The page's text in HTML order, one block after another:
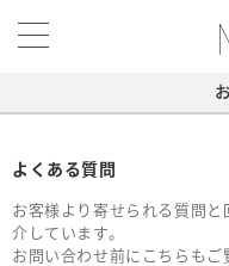
よくある質問
お客様より寄せられる質問
介しています。
お問い合わせ前にこちらもご